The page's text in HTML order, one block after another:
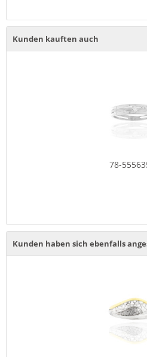
Kunden kauften auch
78-
Kunden haben sich ebenfalls